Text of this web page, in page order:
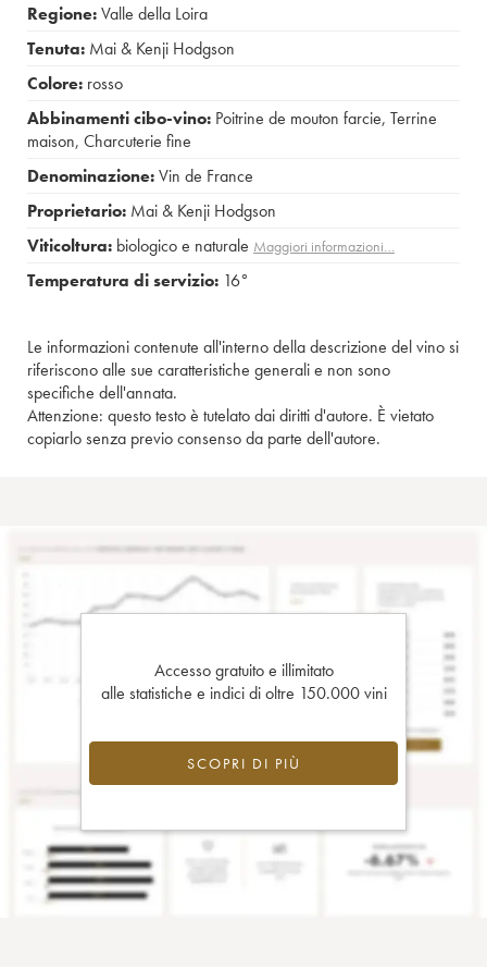
Regione:Valle della Loira
Tenuta: Mai & Kenji Hodgson
Colore: rosso
Abbinamenti cibo-vino: Poitrine de mouton farcie, Terrine
maison, Charcuterie fine
Denominazione:Vin de France
Proprietario: Mai & Kenji Hodgson
Viticoltura: biologico e naturale Maggiori informazioni…
Temperatura di servizio: 16°
Le informazioni contenute all'interno della descrizione del vino si
riferiscono alle sue caratteristiche generali e non sono
specifiche dell'annata.
Attenzione: questo testo è tutelato dai diritti d'autore. È vietato
copiarlo senza previo consenso da parte dell'autore.
Accesso gratuito e illimitato
alle statistiche e indici di oltre 150.000 vini
SCOPRI DI PIÙ